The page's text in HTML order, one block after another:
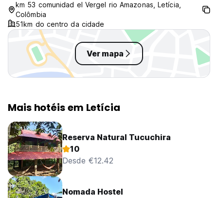
km 53 comunidad el Vergel rio Amazonas, Letícia,
Colômbia
51km do centro da cidade
Ver mapa
Mais hotéis em Letícia
Reserva Natural Tucuchira
10
Desde €12.42
Nomada Hostel